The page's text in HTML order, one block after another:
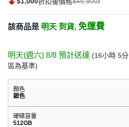
該商品是 明天 到貨, 免運費
明天(週六) 8/8 預計送達 (16小時 5分
區為基準)
顏色
銀色
硬碟容量
512GB